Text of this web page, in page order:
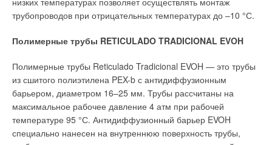
трубопроводов при отрицательных температурах до –10 °С.
Полимерные трубы RETICULADO TRADICIONAL EVOH
Полимерные трубы Reticulado Tradicional EVOH — это трубы
из сшитого полиэтилена PEX-b с антидиффузионным
барьером, диаметром 16–25 мм. Трубы рассчитаны на
максимальное рабочее давление 4 атм при рабочей
температуре 95 °С. Антидиффузионный барьер EVOH
специально нанесен на внутреннюю поверхность трубы,
системы кондиционирования. HFC410a является смесью
двух фреонов: 50 % фреон R32 + 50 % фреон R125. На
эксплуатации системы. Изменение температуры кипения в
пренебречь.
Главным достоинством этого фреона является
благоприятное сочетание двух важных характеристик:
высокой термодинамической эффективности и высокой
объемной производительности. Такое сочетание позволяет